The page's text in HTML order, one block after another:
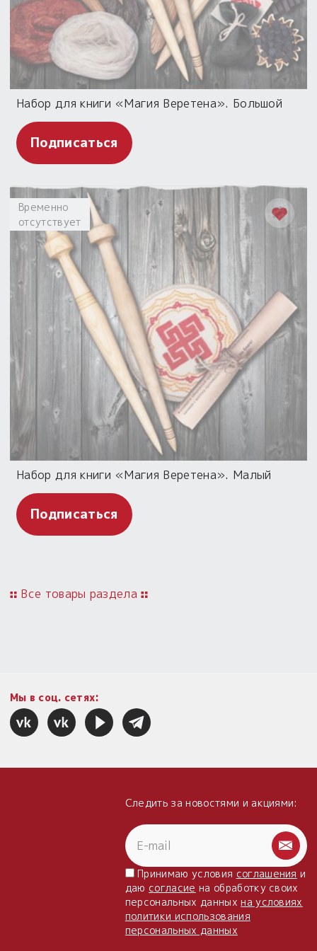
Набор для книги «Магия Веретена». Большой
Подписаться
Временно
отсутствует
Набор для книги «Магия Веретена». Малый
Подписаться
Все товары раздела
Мы в соц. сетях:
Следить за новостями и акциями:
Принимаю условия соглашения и
даю согласие на обработку своих
персональных данныхна условиях
политики использования
персональных данных